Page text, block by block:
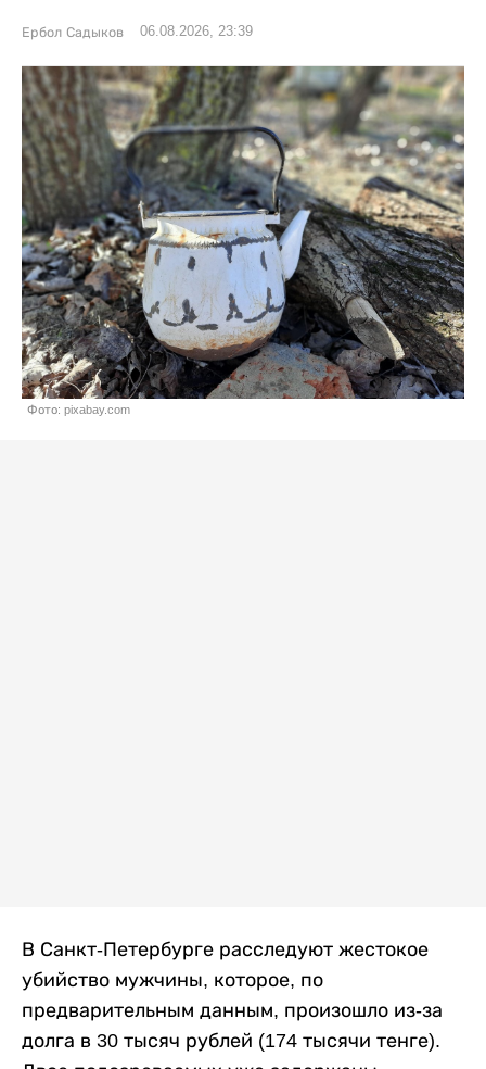
Ербол Садыков 06.08.2026, 23:39
Фото: pixabay.com
В Санкт-Петербурге расследуют жестокое
убийство мужчины, которое, по
предварительным данным, произошло из-за
долга в 30 тысяч рублей (174 тысячи тенге).